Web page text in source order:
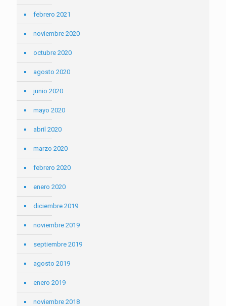
febrero 2021
noviembre 2020
octubre 2020
agosto 2020
junio 2020
mayo 2020
abril 2020
marzo 2020
febrero 2020
enero 2020
diciembre 2019
noviembre 2019
septiembre 2019
agosto 2019
enero 2019
noviembre 2018